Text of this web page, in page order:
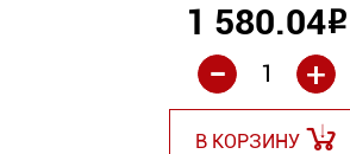
1 580.04Р
+
-
В КОРЗИНУ